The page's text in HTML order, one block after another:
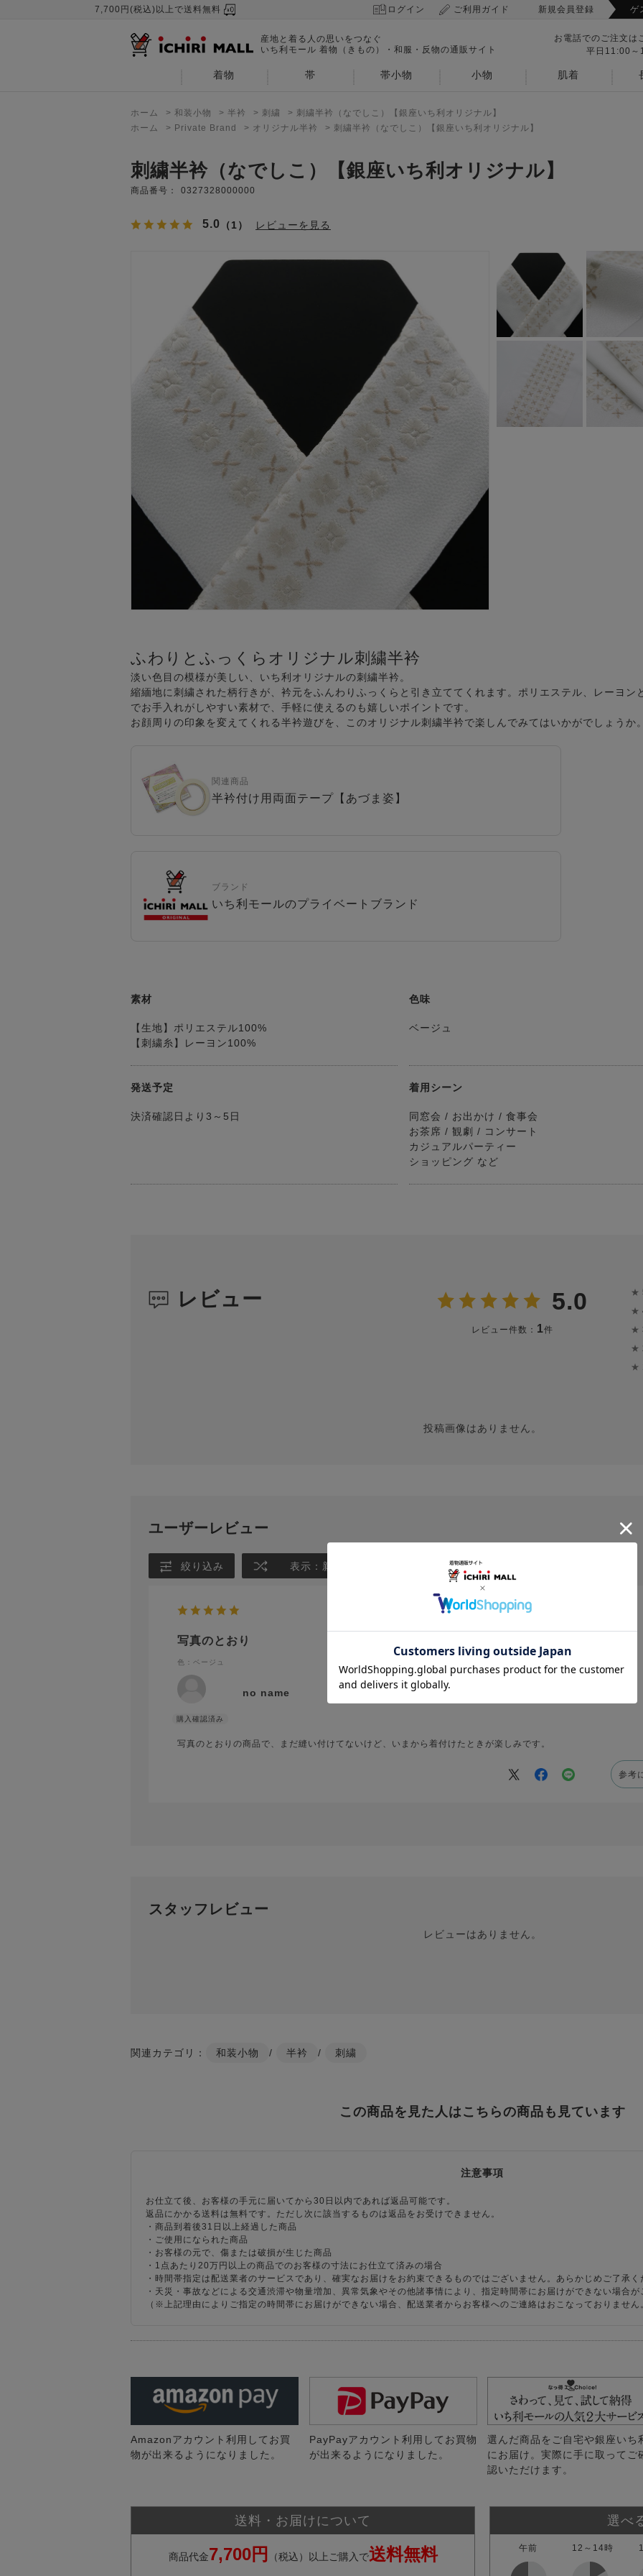
7,700円(税込)以上で送料無料 ログイン ご利用ガイド 新規会員登録 ゲ
産地と着る人の思いをつなぐ
いち利モール 着物（きもの）・和服・反物の通販サイト
お電話でのご注文は
平日11:00～
着物 帯 帯小物 小物 肌着
ホーム > 和装小物 > 半衿 > 刺繍 > 刺繍半衿（なでしこ）【銀座いち利オリジナル】
ホーム
> Private Brand > オリジナル半衿 > 刺繍半衿（なでしこ）【銀座いち利オリジナル】
刺繍半衿（なでしこ）【銀座いち利オリジナル】
商品番号： 0327328000000
5.0 （1） レビューを見る
ふわりとふっくらオリジナル刺繍半衿
淡い色目の模様が美しい、いち利オリジナルの刺繍半衿。
縮緬地に刺繍された柄行きが、衿元をふんわりふっくらと引き立ててくれます。ポリエステル、レーヨン
でお手入れがしやすい素材で、手軽に使えるのも嬉しいポイントです。
お顔周りの印象を変えてくれる半衿遊びを、このオリジナル刺繍半衿で楽しんでみてはいかがでしょうか。
関連商品
半衿付け用両面テープ【あづま姿】
ブランド
いち利モールのプライベートブランド
素材
【生地】ポリエステル100%
【刺繍糸】レーヨン100%
色味
ベージュ
発送予定
決済確認日より3～5日
着用シーン
同窓会 / お出かけ / 食事会
お茶席 / 観劇 / コンサート
カジュアルパーティー
ショッピング など
レビュー 5.0
レビュー件数： 1件
★
★
★
★
★
投稿画像はありません。
ユーザーレビュー
絞り込み 表示：新しい順
写真のとおり
色：ベージュ
no name
写真のとおりの商品で、まだ縫い付けてないけど、いまから着付けたときが楽しみです。
参考
スタッフレビュー
レビューはありません。
関連カテゴリ： 和装小物 / 半衿 / 刺繍
この商品を見た人はこちらの商品も見ています
注意事項
お仕立て後、お客様の手元に届いてから30日以内であれば返品可能です。
返品にかかる送料は無料です。ただし次に該当するものは返品をお受けできません。
・商品到着後31日以上経過した商品
・ご使用になられた商品
・お客様の元で、傷または破損が生じた商品
・1点あたり20万円以上の商品でのお客様の寸法にお仕立て済みの場合
・時間帯指定は配送業者のサービスであり、確実なお届けをお約束できるものではございません。あらかじめご了承く
・天災・事故などによる交通渋滞や物量増加、異常気象やその他諸事情により、指定時間帯にお届けができない場合が
（※上記理由によりご指定の時間帯にお届けができない場合、配送業者からお客様へのご連絡はおこなっておりません
Amazonアカウント利用してお買
物が出来るようになりました。
PayPayアカウント利用してお買物
が出来るようになりました。
選んだ商品をご自宅や銀座いち
にお届け。実際に手に取ってご
認いただけます。
送料・お届けについて
商品代金7,700円 （税込）以上ご購入で送料無料
選べ
午前 12～14時